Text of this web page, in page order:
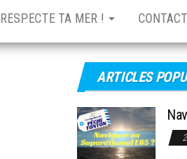
RESPECTE TA MER ! CONTACT
ARTICLES